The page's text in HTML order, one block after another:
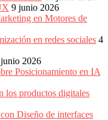
9 junio 2026
en Motores de
en redes sociales 4
2026
Posicionamiento en IA
los productos digitales
Diseño de interfaces